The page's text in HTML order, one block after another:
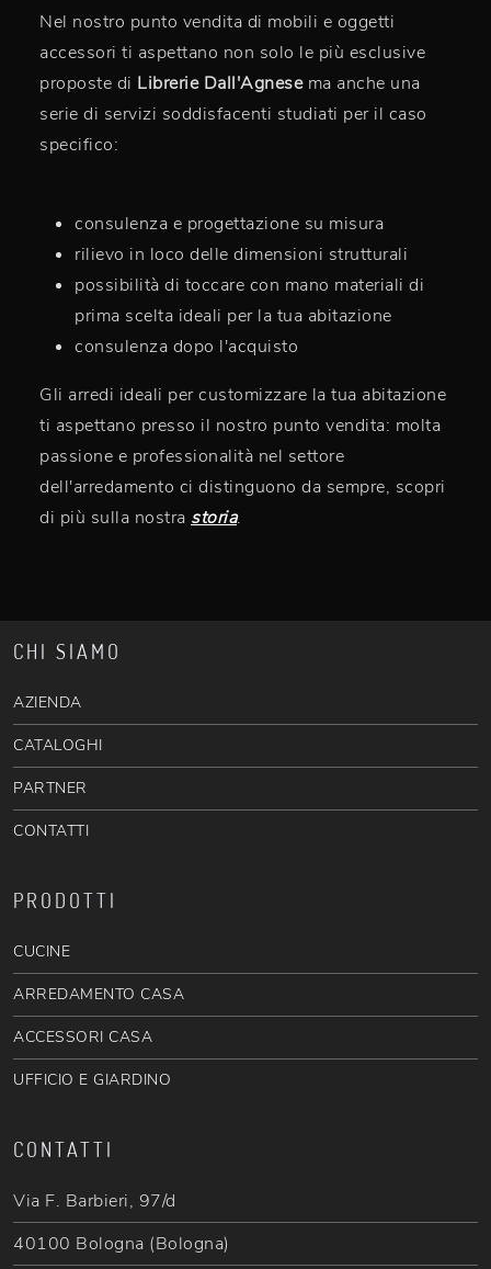
Nel nostro punto vendita di mobili e oggetti
accessori ti aspettano non solo le più esclusive
proposte di Librerie Dall'Agnesema anche una
serie di servizi soddisfacenti studiati per il caso
specifico:
consulenza e progettazione su misura
rilievo in loco delle dimensioni strutturali
possibilità di toccare con mano materiali di
prima scelta ideali per la tua abitazione
consulenza dopo l'acquisto
Gli arredi ideali per customizzare la tua abitazione
ti aspettano presso il nostro punto vendita: molta
passione e professionalità nel settore
dell'arredamento ci distinguono da sempre, scopri
di più sulla nostra storia.
CHI SIAMO
AZIENDA
CATALOGHI
PARTNER
CONTATTI
PRODOTTI
CUCINE
ARREDAMENTO CASA
ACCESSORI CASA
UFFICIO E GIARDINO
CONTATTI
Via F. Barbieri, 97/d
40100 Bologna (Bologna)